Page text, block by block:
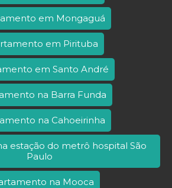
em Mongaguá
em Pirituba
em Santo André
na Barra Funda
na Cahoeirinha
estação do metrô hospital São
Paulo
na Mooca